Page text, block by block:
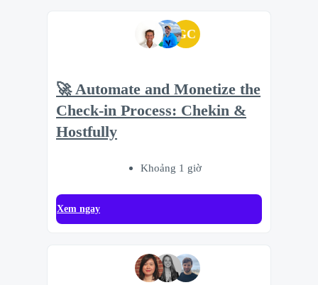
GC
🚀 Automate and Monetize the
Check-in Process: Chekin &
Hostfully
Khoảng 1 giờ
Xem ngay